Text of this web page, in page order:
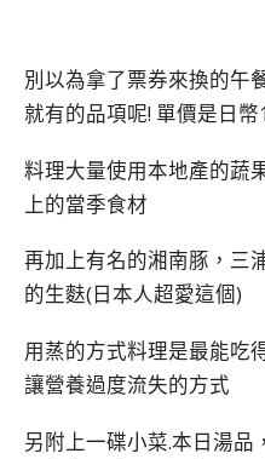
別以為拿了票券來換的午
就有的品項呢! 單價是日幣
料理大量使用本地產的蔬
上的當季食材
再加上有名的湘南豚，三
的生麩(日本人超愛這個)
用蒸的方式料理是最能吃
讓營養過度流失的方式
另附上一碟小菜.本日湯